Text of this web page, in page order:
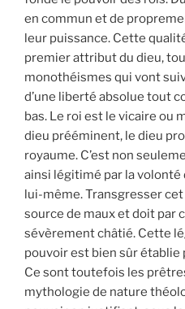
en commun et de
leur puissance. Cette
premier attribut du dieu,
monothéismes qui vont
d’une liberté absolue tout
bas. Le roi est le vicaire ou
dieu prééminent, le dieu
royaume. C’est non
ainsi légitimé par la volonté
lui-même. Transgresser
source de maux et doit par
sévèrement châtié. Cette
pouvoir est bien sûr établie
Ce sont toutefois les
mythologie de nature